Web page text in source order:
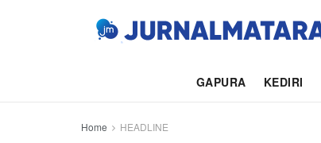
GAPURA KEDIRI
Home HEADLINE